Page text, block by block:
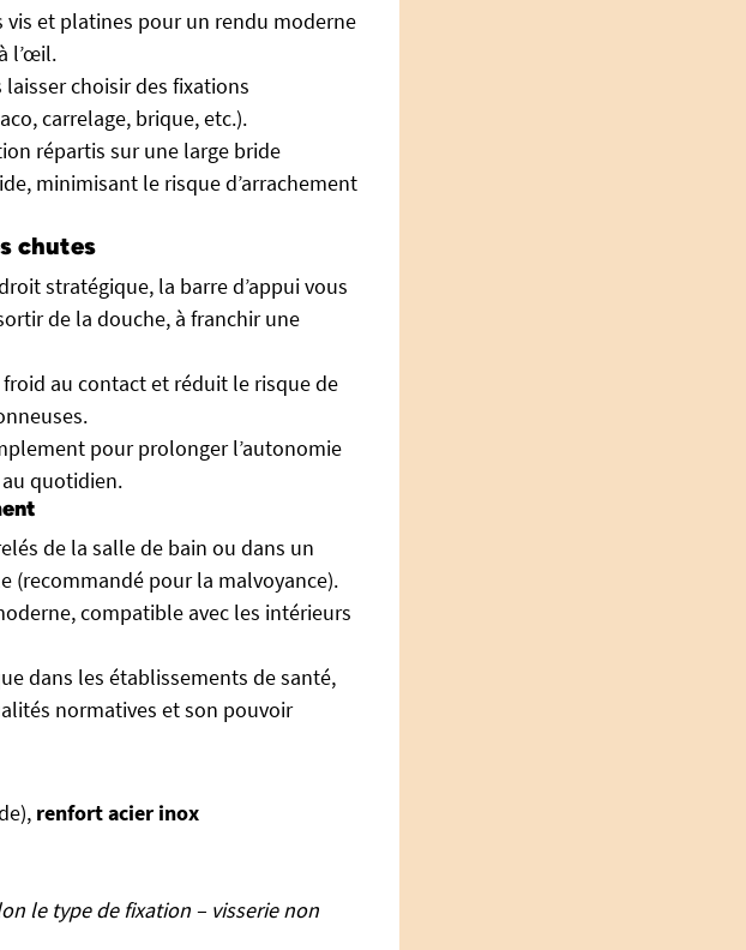
vis et platines pour un rendu moderne
l’œil.
laisser choisir des fixations
carrelage, brique, etc.).
répartis sur une large bride
minimisant le risque d’arrachement
chutes
stratégique, la barre d’appui vous
de la douche, à franchir une
au contact et réduit le risque de
pour prolonger l’autonomie
quotidien.
de la salle de bain ou dans un
(recommandé pour la malvoyance).
compatible avec les intérieurs
dans les établissements de santé,
normatives et son pouvoir
renfort acier inox
le type de fixation – visserie non